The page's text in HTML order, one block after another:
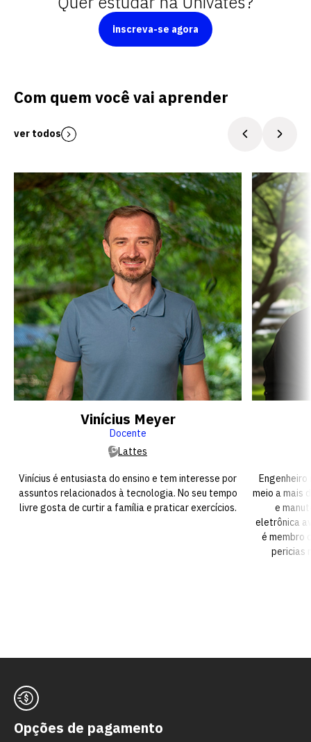
inscreva-se agora
Com quem você vai aprender
ver todos
Vinícius Meyer
Docente
Lattes
Vinícius é entusiasta do ensino e tem interesse por
assuntos relacionados à tecnologia. No seu tempo
livre gosta de curtir a família e praticar exercícios.
meio a mais
e
eletrônica
é membro
pericias
Opções de pagamento